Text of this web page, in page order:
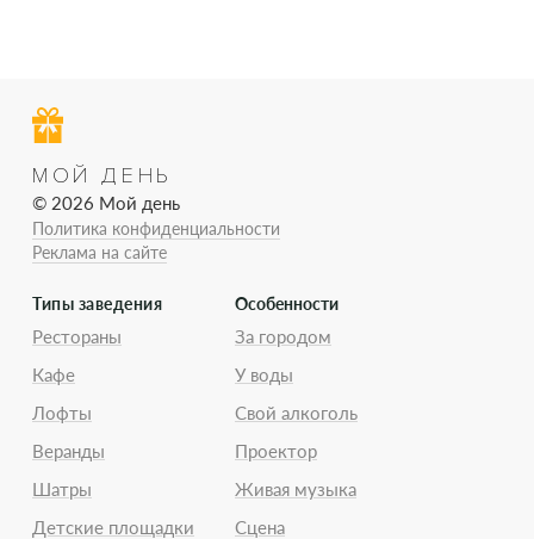
МОЙ ДЕНЬ
© 2026 Мой день
Политика конфиденциальности
Реклама на сайте
Типы заведения
Рестораны
Кафе
Лофты
Веранды
Шатры
Детские площадки
Особенности
За городом
У воды
Свой алкоголь
Проектор
Живая музыка
Сцена